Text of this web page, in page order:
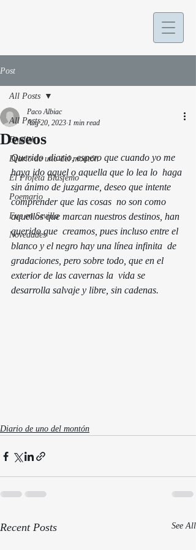
Post
All Posts
English
Diario de uno del montón
El Profeta Blasfemo
Poemario
Fue en Sevilla
Novedades
All Posts
Deseos
Paco Albiac
Aug 20, 2023 1 min read
Querido  diario, espero que cuando yo me
haya ido aquel o aquella que lo lea lo  haga
sin ánimo de juzgarme, deseo que intente
comprender que las cosas  no son como
aquellos que marcan nuestros destinos, han
querido que  creamos, pues incluso entre el
blanco y el negro hay una línea infinita  de
gradaciones, pero sobre todo, que en el
exterior de las cavernas la  vida se
desarrolla salvaje y libre, sin cadenas.
Diario de uno del montón
Recent Posts See All